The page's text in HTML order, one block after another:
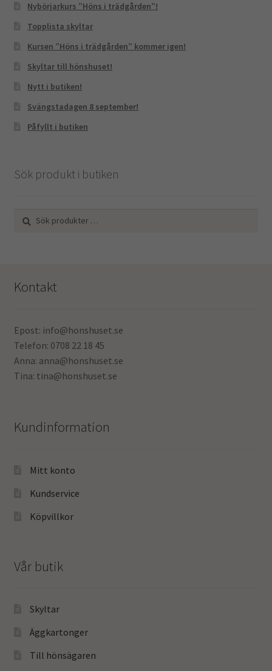
Nybörjarkurs ”Höns i trädgården”!
Topplista skyltar
Kursen ”Höns i trädgården” kommer igen!
Skyltar till hönshuset!
Nytt i butiken!
Svängstadagen 8 september!
Påfyllt i butiken
Sök produkt i butiken
Sök
efter:
Sök
Kontakt
Epost: info@honshuset.se
Telefon: 0708 22 18 45
Anna: anna@honshuset.se
Tina: tina@honshuset.se
Kundinformation
Mitt konto
Kundservice
Köpvillkor
Vår butik
Skyltar
Äggkartonger
Till hönsägaren